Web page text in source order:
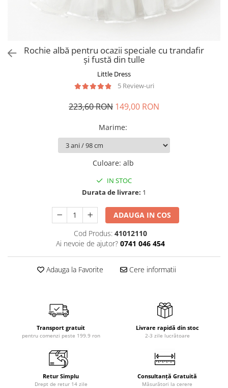
Rochie albă pentru ocazii speciale cu trandafir
și fustă din tulle
Little Dress
5 Review-uri
223,60 RON 149,00 RON
Marime:
Culoare: alb
IN STOC
Durata de livrare: 1
ADAUGA IN COS
Cod Produs: 41012110
Ai nevoie de ajutor? 0741 046 454
Adauga la Favorite Cere informatii
Transport gratuit
pentru comenzi peste 199.9 ron
Livrare rapidă din stoc
2-3 zile lucrătoare
Retur Simplu
Drept de retur 14 zile
Consultanță Gratuită
Măsurători la cerere